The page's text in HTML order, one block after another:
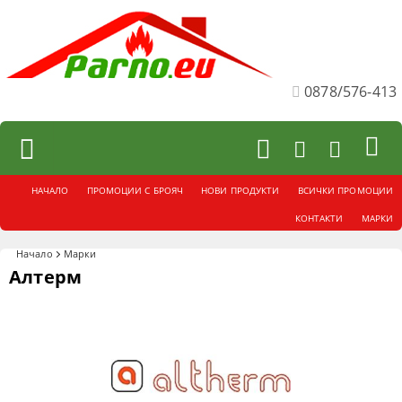
0878/576-413
НАЧАЛО ПРОМОЦИИ С БРОЯЧ НОВИ ПРОДУКТИ ВСИЧКИ ПРОМОЦИИ
КОНТАКТИ МАРКИ
Начало Марки
Алтерм